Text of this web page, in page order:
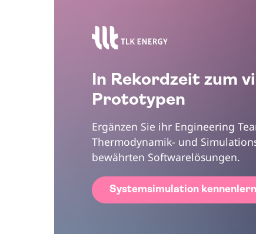
In Rekordzeit zum
Prototypen
Ergänzen Sie ihr Engineering
Thermodynamik- und
bewährten Softwarelösungen.
Systemsimulation